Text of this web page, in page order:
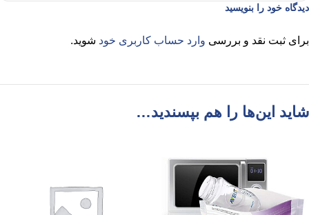
دیدگاه خود را بنویسید
برای ثبت نقد و بررسی وارد حساب کاربری خود شوید.
شاید این‌ها را هم بپسندید…